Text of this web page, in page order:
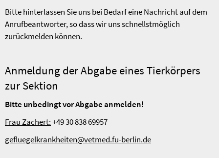
Bitte hinterlassen Sie uns bei Bedarf eine Nachricht auf dem
Anrufbeantworter, so dass wir uns schnellstmöglich
zurückmelden können.
Anmeldung der Abgabe eines Tierkörpers
zur Sektion
Bitte unbedingt vor Abgabe anmelden!
Frau Zachert:+49 30 838 69957
gefluegelkrankheiten@vetmed.fu-berlin.de